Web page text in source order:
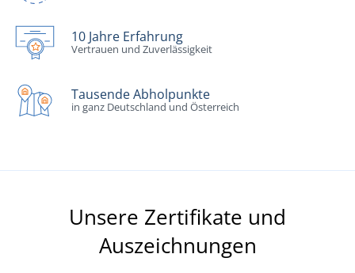
10 Jahre Erfahrung
Vertrauen und Zuverlässigkeit
Tausende Abholpunkte
in ganz Deutschland und Österreich
Unsere Zertifikate und
Auszeichnungen